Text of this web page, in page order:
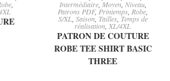
, Intermédiaire,Moyen, Niveau,
Patrons PDF, Printemps, Robe,
S/XL, Saison, Tailles, Temps de
réalisation, XL/4XL
PATRON DE COUTURE
ROBE TEE SHIRT BASIC
THREE